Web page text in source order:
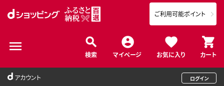
検索 マイページ お気に入り カート
ご利用可能ポイント
アカウント ログイン